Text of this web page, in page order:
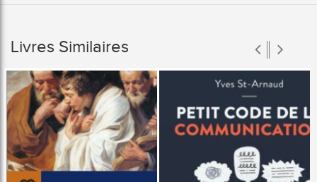
Livres Similaires